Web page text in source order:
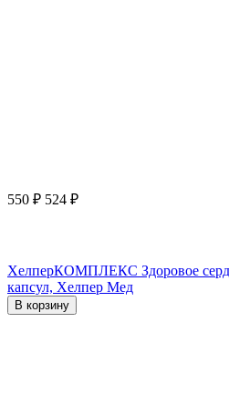
550 ₽ 524 ₽
ХелперКОМПЛЕКС Здоровое
капсул, Хелпер Мед
В корзину